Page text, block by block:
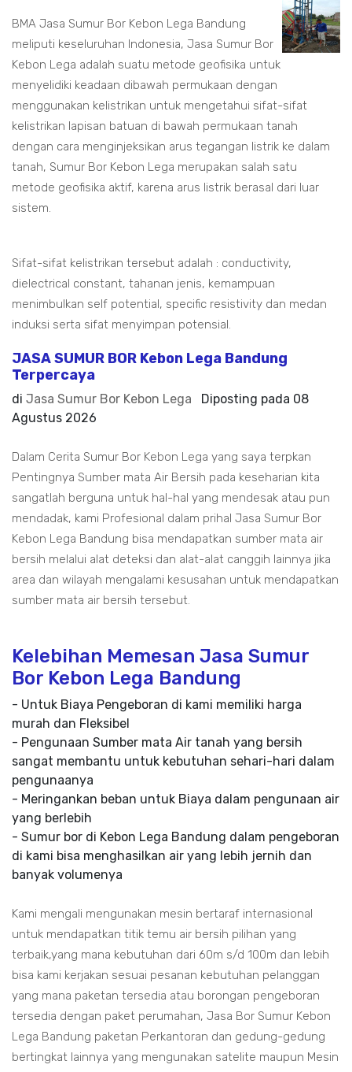
BMA Jasa Sumur Bor Kebon Lega Bandung
meliputi keseluruhan Indonesia, Jasa Sumur Bor
Kebon Lega adalah suatu metode geofisika untuk
menyelidiki keadaan dibawah permukaan dengan
menggunakan kelistrikan untuk mengetahui sifat-sifat
kelistrikan lapisan batuan di bawah permukaan tanah
dengan cara menginjeksikan arus tegangan listrik ke dalam
tanah, Sumur Bor Kebon Lega merupakan salah satu
metode geofisika aktif, karena arus listrik berasal dari luar
sistem.
Sifat-sifat kelistrikan tersebut adalah : conductivity,
dielectrical constant, tahanan jenis, kemampuan
menimbulkan self potential, specific resistivity dan medan
induksi serta sifat menyimpan potensial.
JASA SUMUR BOR Kebon Lega Bandung
Terpercaya
di Jasa Sumur Bor Kebon Lega Diposting pada 08
Agustus 2026
Dalam Cerita Sumur Bor Kebon Lega yang saya terpkan
Pentingnya Sumber mata Air Bersih pada keseharian kita
sangatlah berguna untuk hal-hal yang mendesak atau pun
mendadak, kami Profesional dalam prihal Jasa Sumur Bor
Kebon Lega Bandung bisa mendapatkan sumber mata air
bersih melalui alat deteksi dan alat-alat canggih lainnya jika
area dan wilayah mengalami kesusahan untuk mendapatkan
sumber mata air bersih tersebut.
Kelebihan Memesan Jasa Sumur
Bor Kebon Lega Bandung
- Untuk Biaya Pengeboran di kami memiliki harga
murah dan Fleksibel
- Pengunaan Sumber mata Air tanah yang bersih
sangat membantu untuk kebutuhan sehari-hari dalam
pengunaanya
- Meringankan beban untuk Biaya dalam pengunaan air
yang berlebih
- Sumur bor di Kebon Lega Bandung dalam pengeboran
di kami bisa menghasilkan air yang lebih jernih dan
banyak volumenya
Kami mengali mengunakan mesin bertaraf internasional
untuk mendapatkan titik temu air bersih pilihan yang
terbaik,yang mana kebutuhan dari 60m s/d 100m dan lebih
bisa kami kerjakan sesuai pesanan kebutuhan pelanggan
yang mana paketan tersedia atau borongan pengeboran
tersedia dengan paket perumahan, Jasa Bor Sumur Kebon
Lega Bandung paketan Perkantoran dan gedung-gedung
bertingkat lainnya yang mengunakan satelite maupun Mesin